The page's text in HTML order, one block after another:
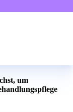
um